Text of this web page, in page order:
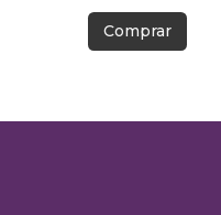
Comprar